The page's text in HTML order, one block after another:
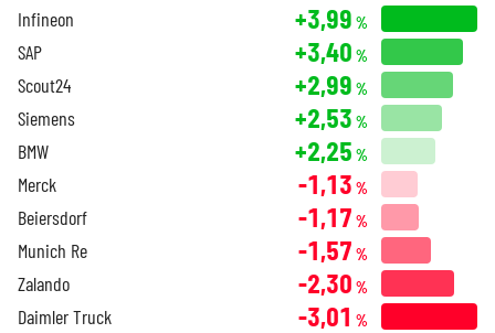
Infineon +3,99 %
SAP +3,40 %
Scout24 +2,99 %
Siemens +2,53 %
BMW +2,25 %
Merck -1,13 %
Beiersdorf -1,17 %
Munich Re -1,57 %
Zalando -2,30 %
Daimler Truck -3,01 %